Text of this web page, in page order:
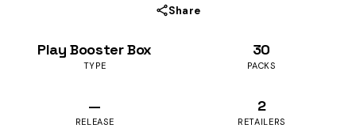
Share
Play Booster Box
TYPE
30
PACKS
—
RELEASE
2
RETAILERS